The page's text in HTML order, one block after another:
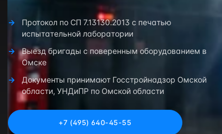
Протокол по СП 7.13130.2013 с печатью
испытательной лаборатории
Выезд бригады с поверенным оборудованием в
Омске
Документы принимают Госстройнадзор Омской
области, УНДиПР по Омской области
+7 (495) 640-45-55